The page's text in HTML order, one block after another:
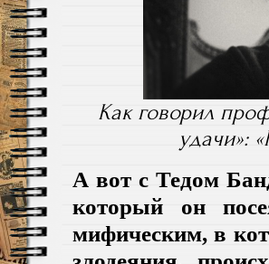
Как говорил
удачи»:
А вот с Тедом
который он
мифическим, в